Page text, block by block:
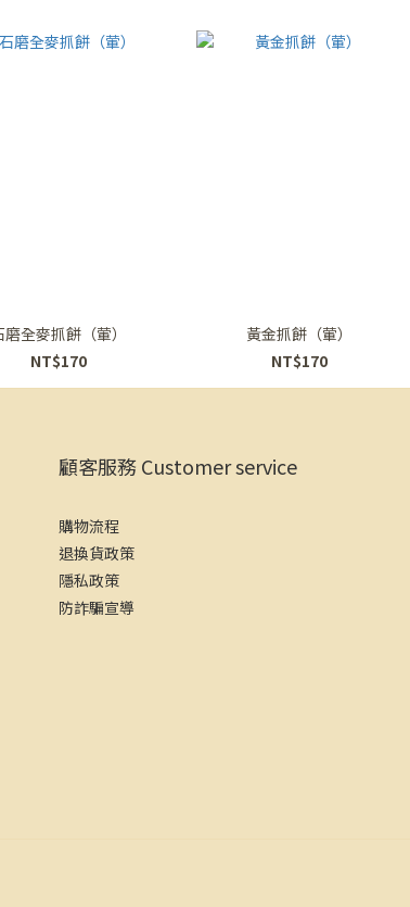
磨全麥抓餅（葷）
NT$170
黃金抓餅（葷）
NT$170
顧客服務 Customer service
購物流程
退換貨政策
隱私政策
防詐騙宣導